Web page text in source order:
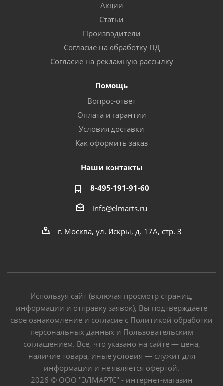
Акции
Статьи
Производители
Согласие на обработку ПД
Согласие на рекламную рассылку
Помощь
Вопрос-ответ
Оплата и гарантии
Условия доставки
Как оформить заказ
Наши контакты
8-495-191-91-60
info@elmarts.ru
г. Москва, ул. Искры, д. 17А, стр. 3
Используя сайт (включая просмотр страниц,
информации и отправку заявок), Вы подтверждаете
своё ознакомление и согласие с Политикой обработки
персональных данных и Пользовательским
соглашением. Всё, что указано на сайте — цена,
наличие товара, иные условия — служит для
информации и не является офертой.
2026 © ООО "ЭЛМАРТС" - интернет-магазин